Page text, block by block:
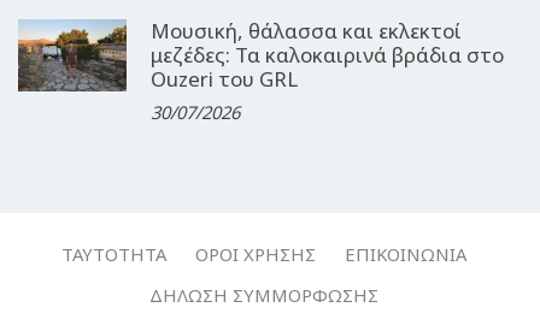
Μουσική, θάλασσα και εκλεκτοί
μεζέδες: Τα καλοκαιρινά βράδια στο
Ouzeri του GRL
30/07/2026
ΤΑΥΤΌΤΗΤΑ ΌΡΟΙ ΧΡΉΣΗΣ
ΕΠΙΚΟΙΝΩΝΊΑ
ΔΉΛΩΣΗ ΣΥΜΜΌΡΦΩΣΗΣ